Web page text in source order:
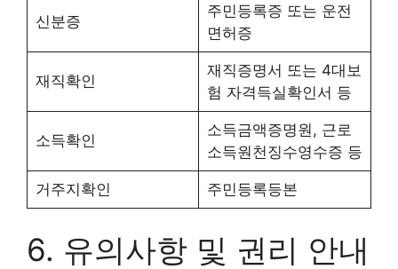
신분증
주민등록증 또는 운전
면허증
재직확인
재직증명서 또는 4대보
험 자격득실확인서 등
소득확인
소득금액증명원, 근로
소득원천징수영수증 등
거주지확인 주민등록등본
6. 유의사항 및 권리 안내